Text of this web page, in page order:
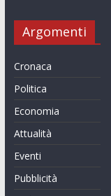
Argomenti
Cronaca
Politica
Economia
Attualità
Eventi
Pubblicità